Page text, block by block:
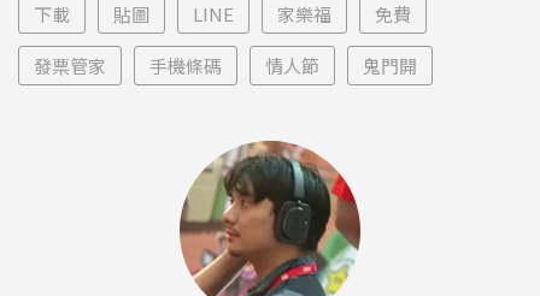
下載 貼圖 LINE 家樂福 免費
發票管家 手機條碼 情人節 鬼門開